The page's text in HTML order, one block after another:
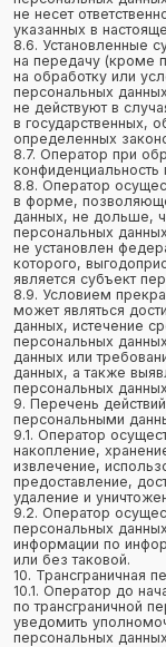
Наш менеджер
интересующие